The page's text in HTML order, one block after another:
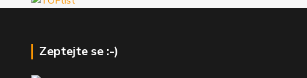
Zeptejte se :-)